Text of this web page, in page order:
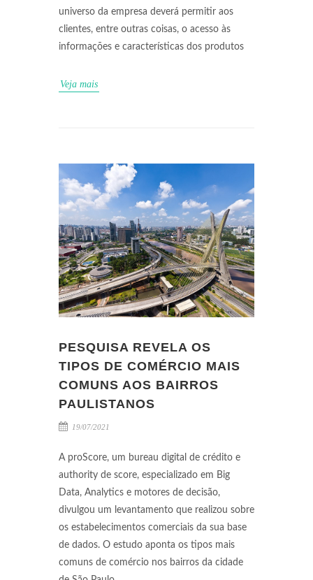
universo da empresa deverá permitir aos
clientes, entre outras coisas, o acesso às
informações e características dos produtos
Veja mais
PESQUISA REVELA OS
TIPOS DE COMÉRCIO MAIS
COMUNS AOS BAIRROS
PAULISTANOS
19/07/2021
A proScore, um bureau digital de crédito e
authority de score, especializado em Big
Data, Analytics e motores de decisão,
divulgou um levantamento que realizou sobre
os estabelecimentos comerciais da sua base
de dados. O estudo aponta os tipos mais
comuns de comércio nos bairros da cidade